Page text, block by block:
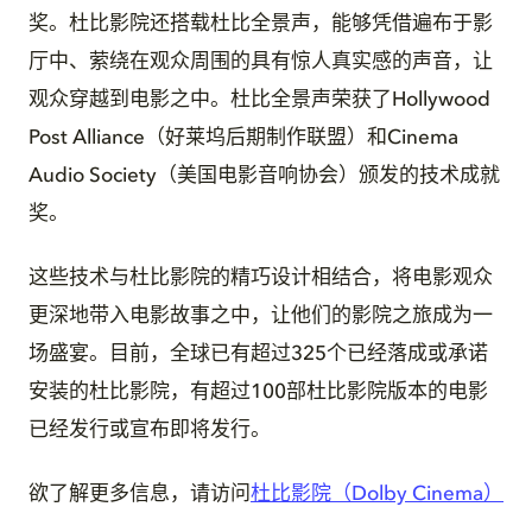
奖。杜比影院还搭载杜比全景声，能够凭借遍布于影
厅中、萦绕在观众周围的具有惊人真实感的声音，让
观众穿越到电影之中。杜比全景声荣获了Hollywood
Post Alliance（好莱坞后期制作联盟）和Cinema
Audio Society（美国电影音响协会）颁发的技术成就
奖。
这些技术与杜比影院的精巧设计相结合，将电影观众
更深地带入电影故事之中，让他们的影院之旅成为一
场盛宴。目前，全球已有超过325个已经落成或承诺
安装的杜比影院，有超过100部杜比影院版本的电影
已经发行或宣布即将发行。
欲了解更多信息，请访问 杜比影院（Dolby Cinema）